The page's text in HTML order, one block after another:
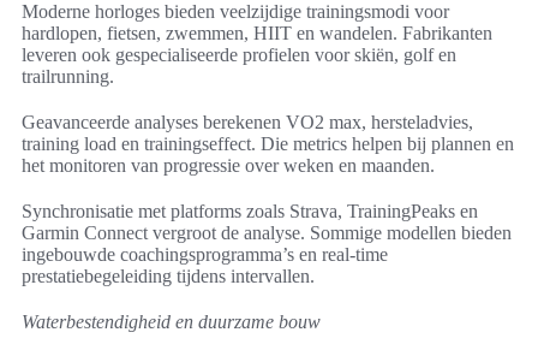
Moderne horloges bieden veelzijdige trainingsmodi voor
hardlopen, fietsen, zwemmen, HIIT en wandelen. Fabrikanten
leveren ook gespecialiseerde profielen voor skiën, golf en
trailrunning.
Geavanceerde analyses berekenen VO2 max, hersteladvies,
training load en trainingseffect. Die metrics helpen bij plannen en
het monitoren van progressie over weken en maanden.
Synchronisatie met platforms zoals Strava, TrainingPeaks en
Garmin Connect vergroot de analyse. Sommige modellen bieden
ingebouwde coachingsprogramma’s en real-time
prestatiebegeleiding tijdens intervallen.
Waterbestendigheid en duurzame bouw